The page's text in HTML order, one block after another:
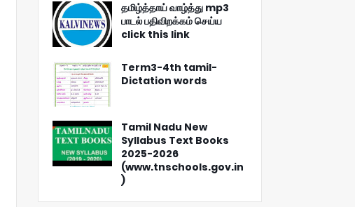
தமிழ்த்தாய் வாழ்த்து mp3
பாடல் பதிவிறக்கம் செய்ய
click this link
Term3-4th tamil-
Dictation words
Tamil Nadu New
Syllabus Text Books
2025-2026
(www.tnschools.gov.in
)